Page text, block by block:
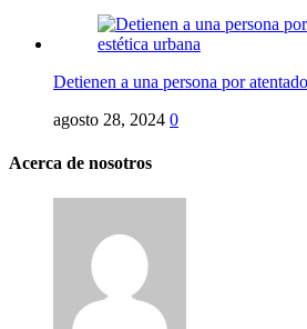
Detienen a una persona por
agosto 28, 2024 0
Acerca de nosotros